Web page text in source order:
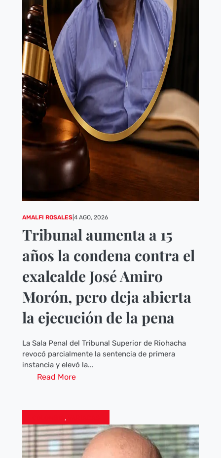
AMALFI ROSALES| 4 AGO, 2026
Tribunal aumenta a 15
años la condena contra el
exalcalde José Amiro
Morón, pero deja abierta
la ejecución de la pena
La Sala Penal del Tribunal Superior de Riohacha
revocó parcialmente la sentencia de primera
instancia y elevó la...
Read More
,